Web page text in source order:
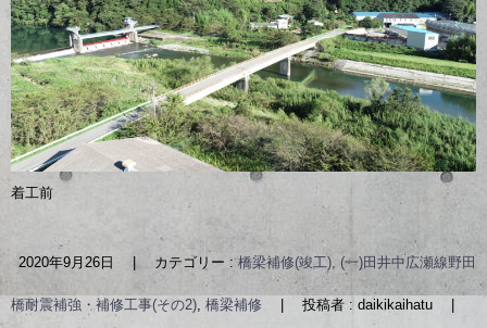
着工前
2020年9月26日 | カテゴリー :橋梁補修(竣工), (一)田井中広瀬線野田
橋耐震補強・補修工事(その2) 橋梁補修 | 投稿者 : daikikaihatu |